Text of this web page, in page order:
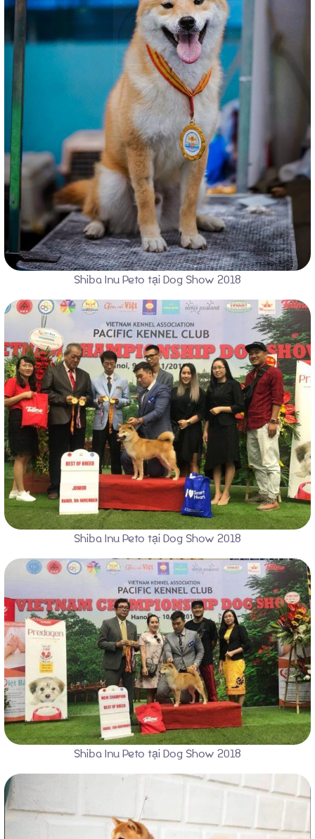
Shiba Inu Peto tại Dog Show 2018
Shiba Inu Peto tại Dog Show 2018
Shiba Inu Peto tại Dog Show 2018